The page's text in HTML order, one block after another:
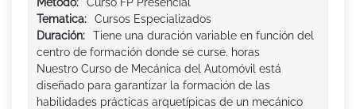
Tematica:
Cursos Especializados
Duración:
Tiene una duración variable en función del
centro de formación donde se curse. horas
Nuestro Curso de Mecánica del Automóvil está
diseñado para garantizar la formación de las
habilidades prácticas arquetípicas de un mecánico